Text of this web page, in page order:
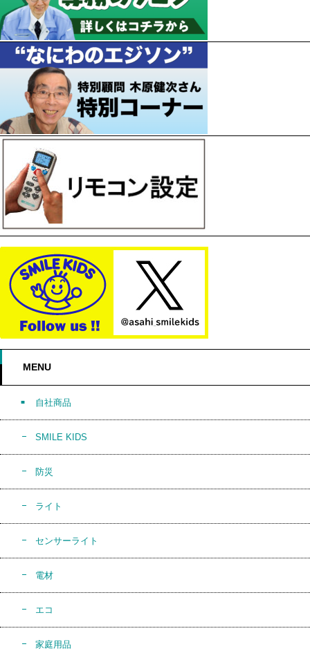
MENU
自社商品
SMILE KIDS
防災
ライト
センサーライト
電材
エコ
家庭用品